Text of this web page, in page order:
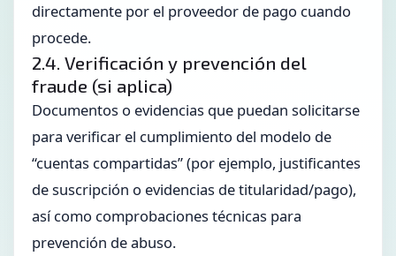
directamente por el proveedor de pago cuando
procede.
2.4. Verificación y prevención del
fraude (si aplica)
Documentos o evidencias que puedan solicitarse
para verificar el cumplimiento del modelo de
“cuentas compartidas” (por ejemplo, justificantes
de suscripción o evidencias de titularidad/pago),
así como comprobaciones técnicas para
prevención de abuso.